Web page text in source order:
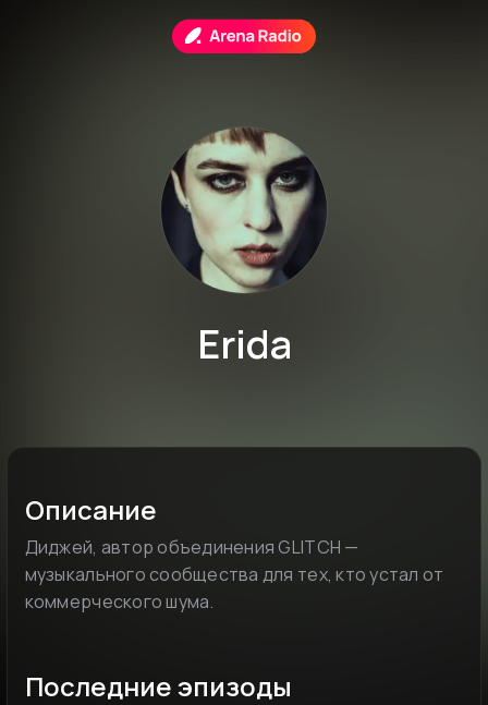
Erida
Описание
Диджей, автор объединения GLITCH —
музыкального сообщества для тех, кто устал от
коммерческого шума.
Последние эпизоды